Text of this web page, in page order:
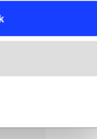
eta zerbitzuak